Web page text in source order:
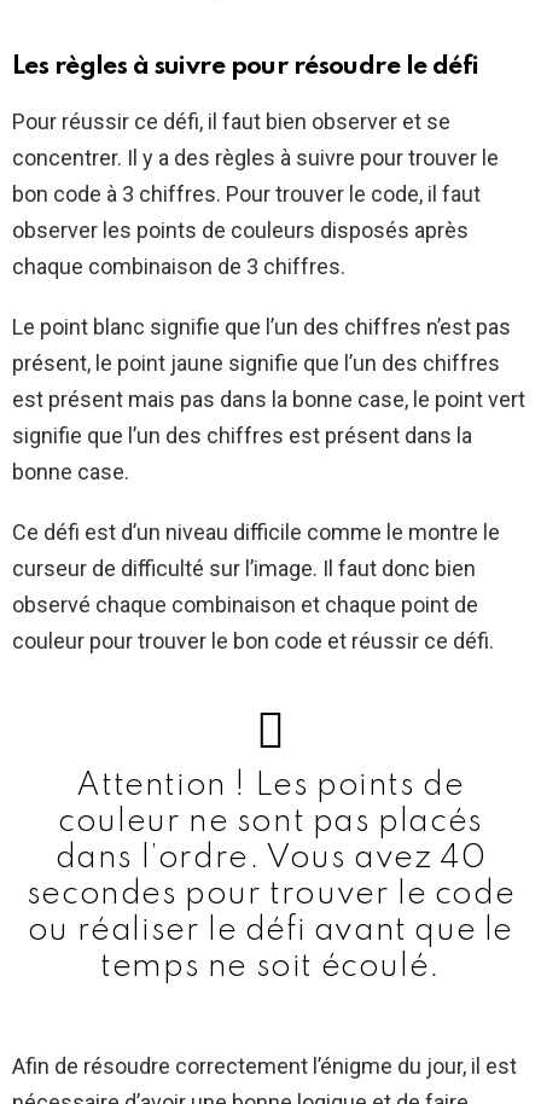
Les règles à suivre pour résoudre le défi
Pour réussir ce défi, il faut bien observer et se
concentrer. Il y a des règles à suivre pour trouver le
bon code à 3 chiffres. Pour trouver le code, il faut
observer les points de couleurs disposés après
chaque combinaison de 3 chiffres.
Le point blanc signifie que l’un des chiffres n’est pas
présent, le point jaune signifie que l’un des chiffres
est présent mais pas dans la bonne case, le point vert
signifie que l’un des chiffres est présent dans la
bonne case.
Ce défi est d’un niveau difficile comme le montre le
curseur de difficulté sur l’image. Il faut donc bien
observé chaque combinaison et chaque point de
couleur pour trouver le bon code et réussir ce défi.
Attention ! Les points de
couleur ne sont pas placés
dans l’ordre. Vous avez 40
secondes pour trouver le code
ou réaliser le défi avant que le
temps ne soit écoulé.
Afin de résoudre correctement l’énigme du jour, il est